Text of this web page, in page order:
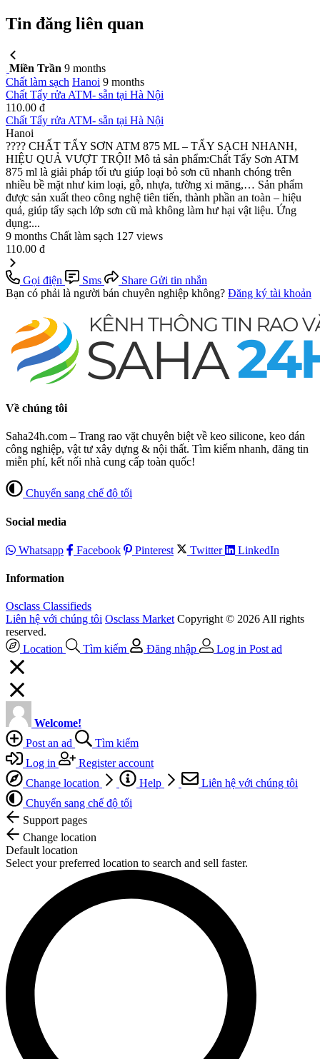
Tin đăng liên quan
Miền Trần 9 months
Chất làm sạch Hanoi 9 months
Chất Tẩy rửa ATM- sẵn tại Hà Nội
110.00 đ
Chất Tẩy rửa ATM- sẵn tại Hà Nội
Hanoi
???? CHẤT TẨY SƠN ATM 875 ML – TẨY SẠCH NHANH,
HIỆU QUẢ VƯỢT TRỘI! Mô tả sản phẩm:Chất Tẩy Sơn ATM
875 ml là giải pháp tối ưu giúp loại bỏ sơn cũ nhanh chóng trên
nhiều bề mặt như kim loại, gỗ, nhựa, tường xi măng,… Sản phẩm
được sản xuất theo công nghệ tiên tiến, thành phần an toàn – hiệu
quả, giúp tẩy sạch lớp sơn cũ mà không làm hư hại vật liệu. Ứng
dụng:...
9 months Chất làm sạch 127 views
110.00 đ
Gọi điện Sms Share Gửi tin nhắn
Bạn có phải là người bán chuyên nghiệp không? Đăng ký tài khoản
Về chúng tôi
Saha24h.com – Trang rao vặt chuyên biệt về keo silicone, keo dán
công nghiệp, vật tư xây dựng & nội thất. Tìm kiếm nhanh, đăng tin
miễn phí, kết nối nhà cung cấp toàn quốc!
Chuyển sang chế độ tối
Social media
Whatsapp Facebook Pinterest Twitter LinkedIn
Information
Osclass Classifieds
Liên hệ với chúng tôi Osclass Market Copyright © 2026 All rights
reserved.
Location
Tìm kiếm Đăng nhập Log in Post ad
Welcome!
Post an ad
Tìm kiếm
Log in
Register account
Change location
Help
Liên hệ với chúng tôi
Chuyển sang chế độ tối
Support pages
Change location
Default location
Select your preferred location to search and sell faster.